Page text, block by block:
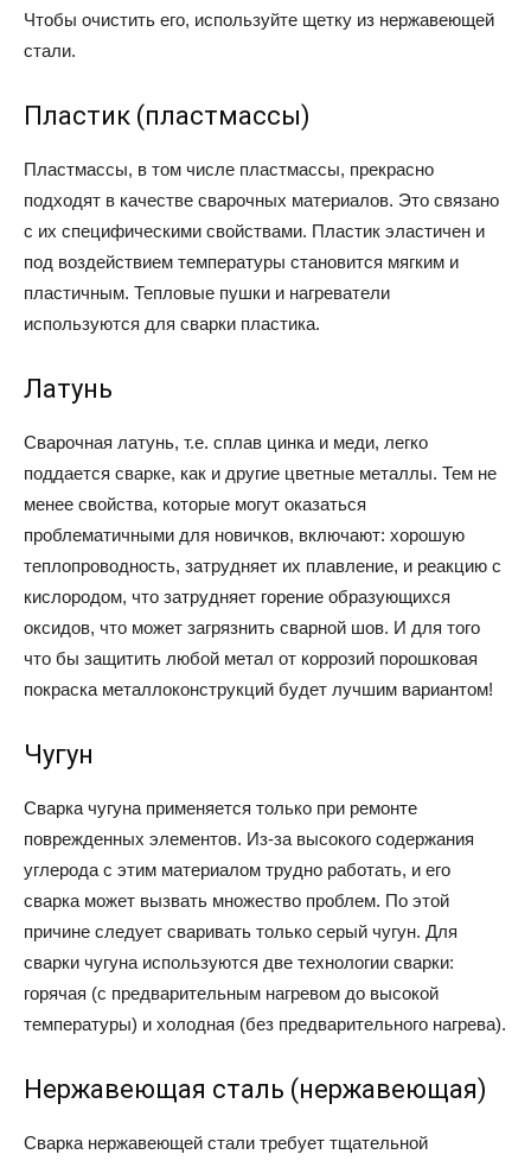
Чтобы очистить его, используйте щетку из нержавеющей
стали.
Пластик (пластмассы)
Пластмассы, в том числе пластмассы, прекрасно
подходят в качестве сварочных материалов. Это связано
с их специфическими свойствами. Пластик эластичен и
под воздействием температуры становится мягким и
пластичным. Тепловые пушки и нагреватели
используются для сварки пластика.
Латунь
Сварочная латунь, т.е. сплав цинка и меди, легко
поддается сварке, как и другие цветные металлы. Тем не
менее свойства, которые могут оказаться
проблематичными для новичков, включают: хорошую
теплопроводность, затрудняет их плавление, и реакцию с
кислородом, что затрудняет горение образующихся
оксидов, что может загрязнить сварной шов. И для того
что бы защитить любой метал от коррозий порошковая
покраска металлоконструкций будет лучшим вариантом!
Чугун
Сварка чугуна применяется только при ремонте
поврежденных элементов. Из-за высокого содержания
углерода с этим материалом трудно работать, и его
сварка может вызвать множество проблем. По этой
причине следует сваривать только серый чугун. Для
сварки чугуна используются две технологии сварки:
горячая (с предварительным нагревом до высокой
температуры) и холодная (без предварительного нагрева).
Нержавеющая сталь (нержавеющая)
Сварка нержавеющей стали требует тщательной